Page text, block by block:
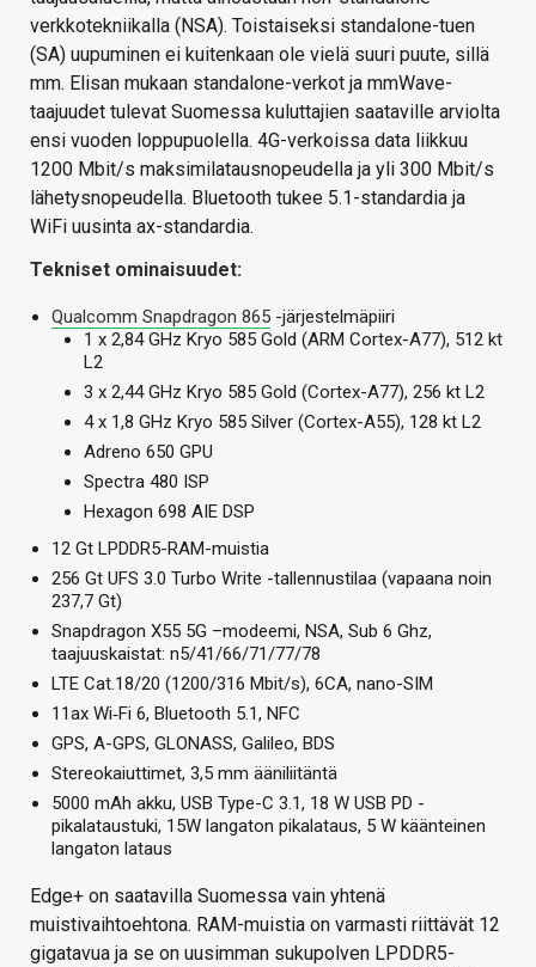
verkkotekniikalla (NSA). Toistaiseksi standalone-tuen
(SA) uupuminen ei kuitenkaan ole vielä suuri puute, sillä
mm. Elisan mukaan standalone-verkot ja mmWave-
taajuudet tulevat Suomessa kuluttajien saataville arviolta
ensi vuoden loppupuolella. 4G-verkoissa data liikkuu
1200 Mbit/s maksimilatausnopeudella ja yli 300 Mbit/s
lähetysnopeudella. Bluetooth tukee 5.1-standardia ja
WiFi uusinta ax-standardia.
Tekniset ominaisuudet:
Qualcomm Snapdragon 865 -järjestelmäpiiri
1 x 2,84 GHz Kryo 585 Gold (ARM Cortex-A77), 512 kt
L2
3 x 2,44 GHz Kryo 585 Gold (Cortex-A77), 256 kt L2
4 x 1,8 GHz Kryo 585 Silver (Cortex-A55), 128 kt L2
Adreno 650 GPU
Spectra 480 ISP
Hexagon 698 AIE DSP
12 Gt LPDDR5-RAM-muistia
256 Gt UFS 3.0 Turbo Write -tallennustilaa (vapaana noin
237,7 Gt)
Snapdragon X55 5G –modeemi, NSA, Sub 6 Ghz,
taajuuskaistat: n5/41/66/71/77/78
LTE Cat.18/20 (1200/316 Mbit/s), 6CA, nano-SIM
11ax Wi‑Fi 6, Bluetooth 5.1, NFC
GPS, A-GPS, GLONASS, Galileo, BDS
Stereokaiuttimet, 3,5 mm ääniliitäntä
5000 mAh akku, USB Type-C 3.1, 18 W USB PD -
pikalataustuki, 15W langaton pikalataus, 5 W käänteinen
langaton lataus
Edge+ on saatavilla Suomessa vain yhtenä
muistivaihtoehtona. RAM-muistia on varmasti riittävät 12
gigatavua ja se on uusimman sukupolven LPDDR5-